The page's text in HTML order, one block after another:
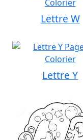
Lettre W
Lettre Y